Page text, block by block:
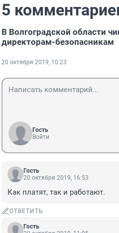
5
В Волгоградской области
директорам-безопасникам
20 октября 2019, 10:23
Гость
Войти
Гость
20 октября 2019, 16:53
Как платят, так и работают.
ОТВЕТИТЬ
Гость